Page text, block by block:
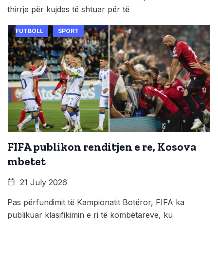
thirrje për kujdes të shtuar për të
FUTBOLL SPORT
FIFA publikon renditjen e re, Kosova
mbetet
21 July 2026
Pas përfundimit të Kampionatit Botëror, FIFA ka
publikuar klasifikimin e ri të kombëtareve, ku